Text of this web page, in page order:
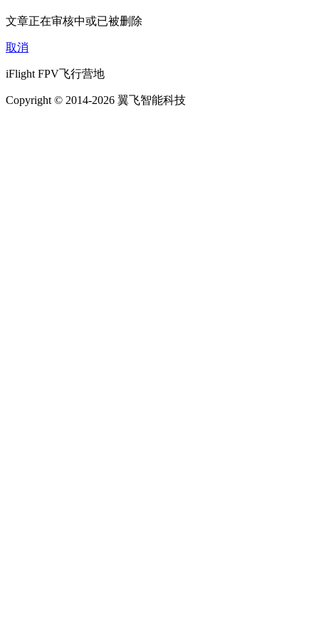
文章正在审核中或已被删除
取消
iFlight FPV飞行营地
Copyright © 2014-2026 翼飞智能科技